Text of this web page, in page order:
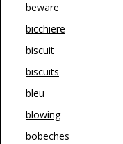
beware
bicchiere
biscuit
biscuits
bleu
blowing
bobeches